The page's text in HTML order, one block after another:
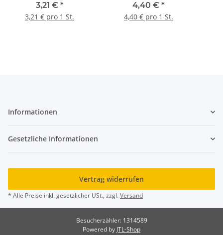
3,21 € *
3,21 € pro 1 St.
4,40 € *
4,40 € pro 1 St.
Informationen
Gesetzliche Informationen
Vertrag widerrufen
* Alle Preise inkl. gesetzlicher USt., zzgl.Versand
Besucherzähler: 1314589
Powered by JTL-Shop